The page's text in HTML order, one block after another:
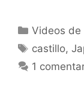
Categorías
Videos de
Etiquetas
castillo,
1